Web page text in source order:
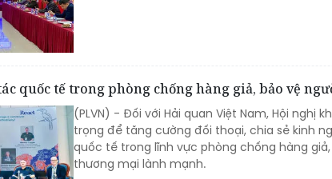
quốc tế trong phòng chống hàng giả, bảo vệ
(PLVN) - Đối với Hải quan Việt Nam, Hội nghị
trọng để tăng cường đối thoại, chia sẻ kinh
quốc tế trong lĩnh vực phòng chống hàng
thương mại lành mạnh.